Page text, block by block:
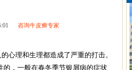
咨询牛皮癣专家
心理和生理都造成了严重的打击。
，一般在春冬季节银屑病的症状